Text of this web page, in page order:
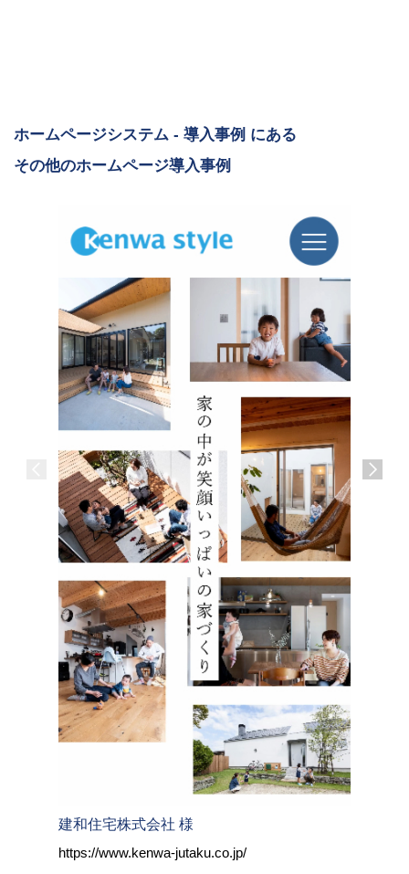
ホームページシステム - 導入事例 にある
その他のホームページ導入事例
建和住宅株式会社 様
https://www.kenwa-jutaku.co.jp/